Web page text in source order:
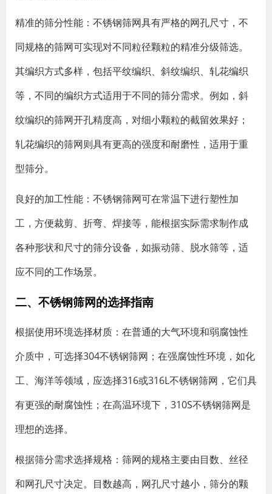
精准的筛分性能 ‌：不锈钢筛网具有严格的网孔尺寸，不
同规格的筛网可实现对不同粒径颗粒的精准分级筛选。
其编织方式多样，包括平纹编织、斜纹编织、轧花编织
等，不同的编织方式适用于不同的筛分需求。例如，斜
纹编织的筛网开孔精度高，对细小颗粒的截留效果好；
轧花编织的筛网则具有更高的强度和耐磨性，适用于重
型筛分。
良好的加工性能 ‌：不锈钢筛网可在常温下进行塑性加
工，方便裁剪、折弯、焊接等，能根据实际需求制作成
各种形状和尺寸的筛分设备，如振动筛、脱水筛等，适
应不同的工作场景。
二、不锈钢筛网的选择指南
根据使用环境选择材质 ‌：在普通的大气环境和弱腐蚀性
介质中，可选择304不锈钢筛网；在强腐蚀性环境，如化
工、海洋等领域，应选择316或316L不锈钢筛网，它们具
有更强的耐腐蚀性；在高温环境下，310S不锈钢筛网是
理想的选择。
根据筛分需求选择规格 ‌：筛网的规格主要由目数、丝径
和网孔尺寸决定。目数越高，网孔尺寸越小，筛分的颗